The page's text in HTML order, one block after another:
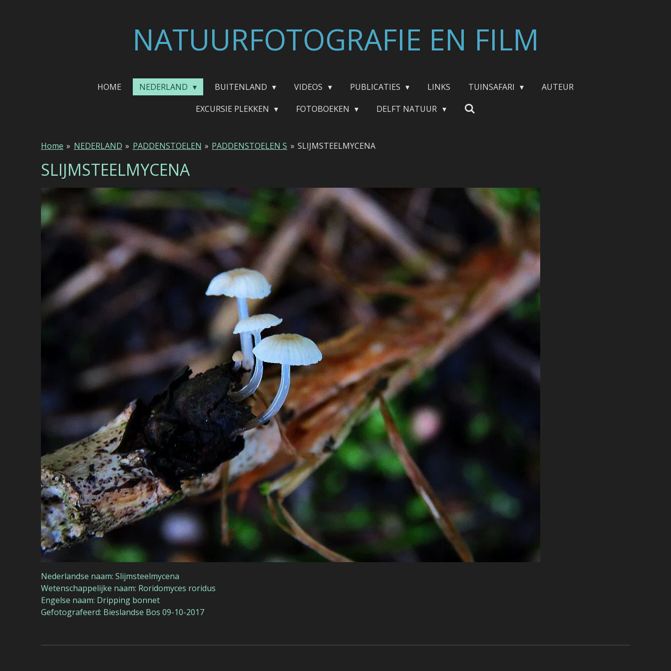
NATUURFOTOGRAFIE EN FILM
HOME NEDERLAND BUITENLAND VIDEOS PUBLICATIES LINKS TUINSAFARI
AUTEUR
EXCURSIE PLEKKEN
FOTOBOEKEN DELFT NATUUR
Home » NEDERLAND » PADDENSTOELEN » PADDENSTOELEN S » SLIJMSTEELMYCENA
SLIJMSTEELMYCENA
Nederlandse naam: Slijmsteelmycena
Wetenschappelijke naam: Roridomyces roridus
Engelse naam: Dripping bonnet
Gefotografeerd: Bieslandse Bos 09-10-2017